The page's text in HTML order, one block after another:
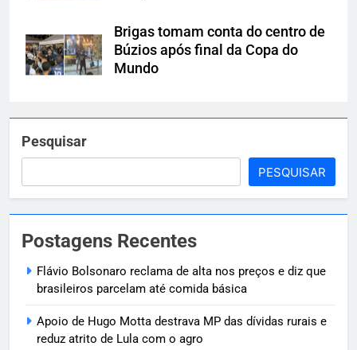
Brigas tomam conta do centro de
Búzios após final da Copa do
Mundo
Pesquisar
PESQUISAR
Postagens Recentes
Flávio Bolsonaro reclama de alta nos preços e diz que
brasileiros parcelam até comida básica
Apoio de Hugo Motta destrava MP das dívidas rurais e
reduz atrito de Lula com o agro